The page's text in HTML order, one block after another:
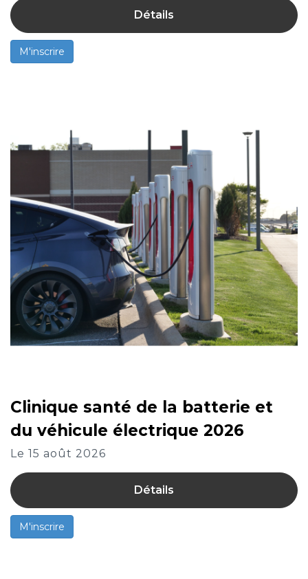
Détails
M'inscrire
Clinique santé de la batterie et
du véhicule électrique 2026
Le 15 août 2026
Détails
M'inscrire